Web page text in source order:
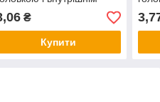
без
₴
Купити